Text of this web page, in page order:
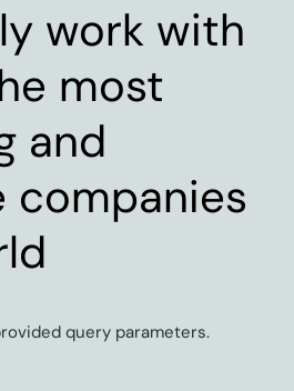
work with
most
and
companies
query parameters.